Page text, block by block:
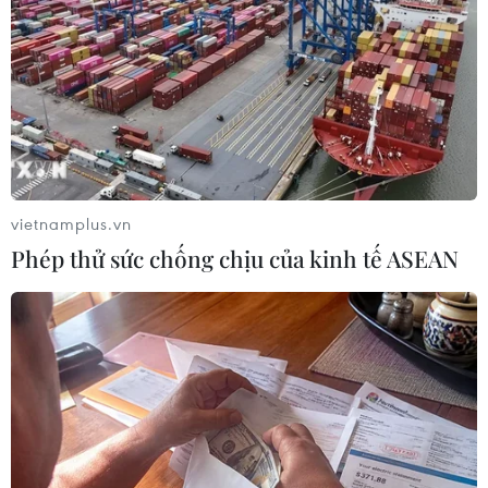
Theo dõi VietnamPlus
TIN LIÊN QUAN
vietnamplus.vn
Phép thử sức chống chịu của kinh tế ASEAN